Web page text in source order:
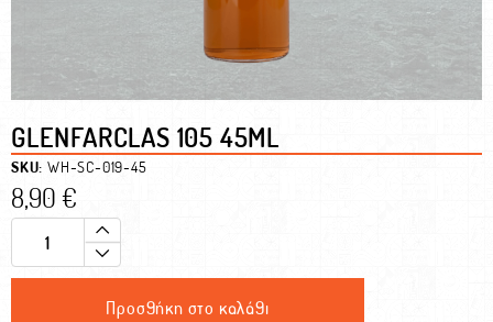
GLENFARCLAS 105 45ML
SKU: WH-SC-019-45
8,90€
Προσθήκη στο καλάθι